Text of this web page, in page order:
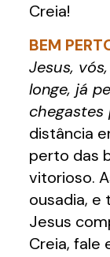
Creia!
BEM
Jesus,
longe, já
chegastes
distância
perto das
vitorioso.
ousadia, e
Jesus
Creia, fale